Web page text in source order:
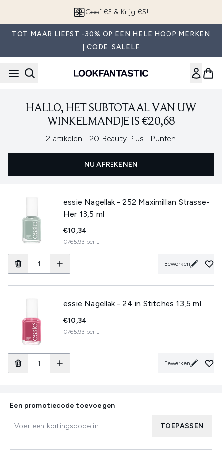
Geef €5 & Krijg €5!
TOT MAAR LIEFST -30% OP EEN HELE HOOP MERKEN
| CODE: SALELF
HALLO, HET SUBTOTAAL VAN UW
WINKELMANDJE IS €20,68
2 artikelen 20 Beauty Plus+ Punten
NU AFREKENEN
essie Nagellak - 252 Maximillian Strasse-
Her 13,5 ml
€10,34
€765,93 per L
Bewerken
essie Nagellak - 24 in Stitches 13,5 ml
€10,34
€765,93 per L
Bewerken
Een promotiecode toevoegen
TOEPASSEN